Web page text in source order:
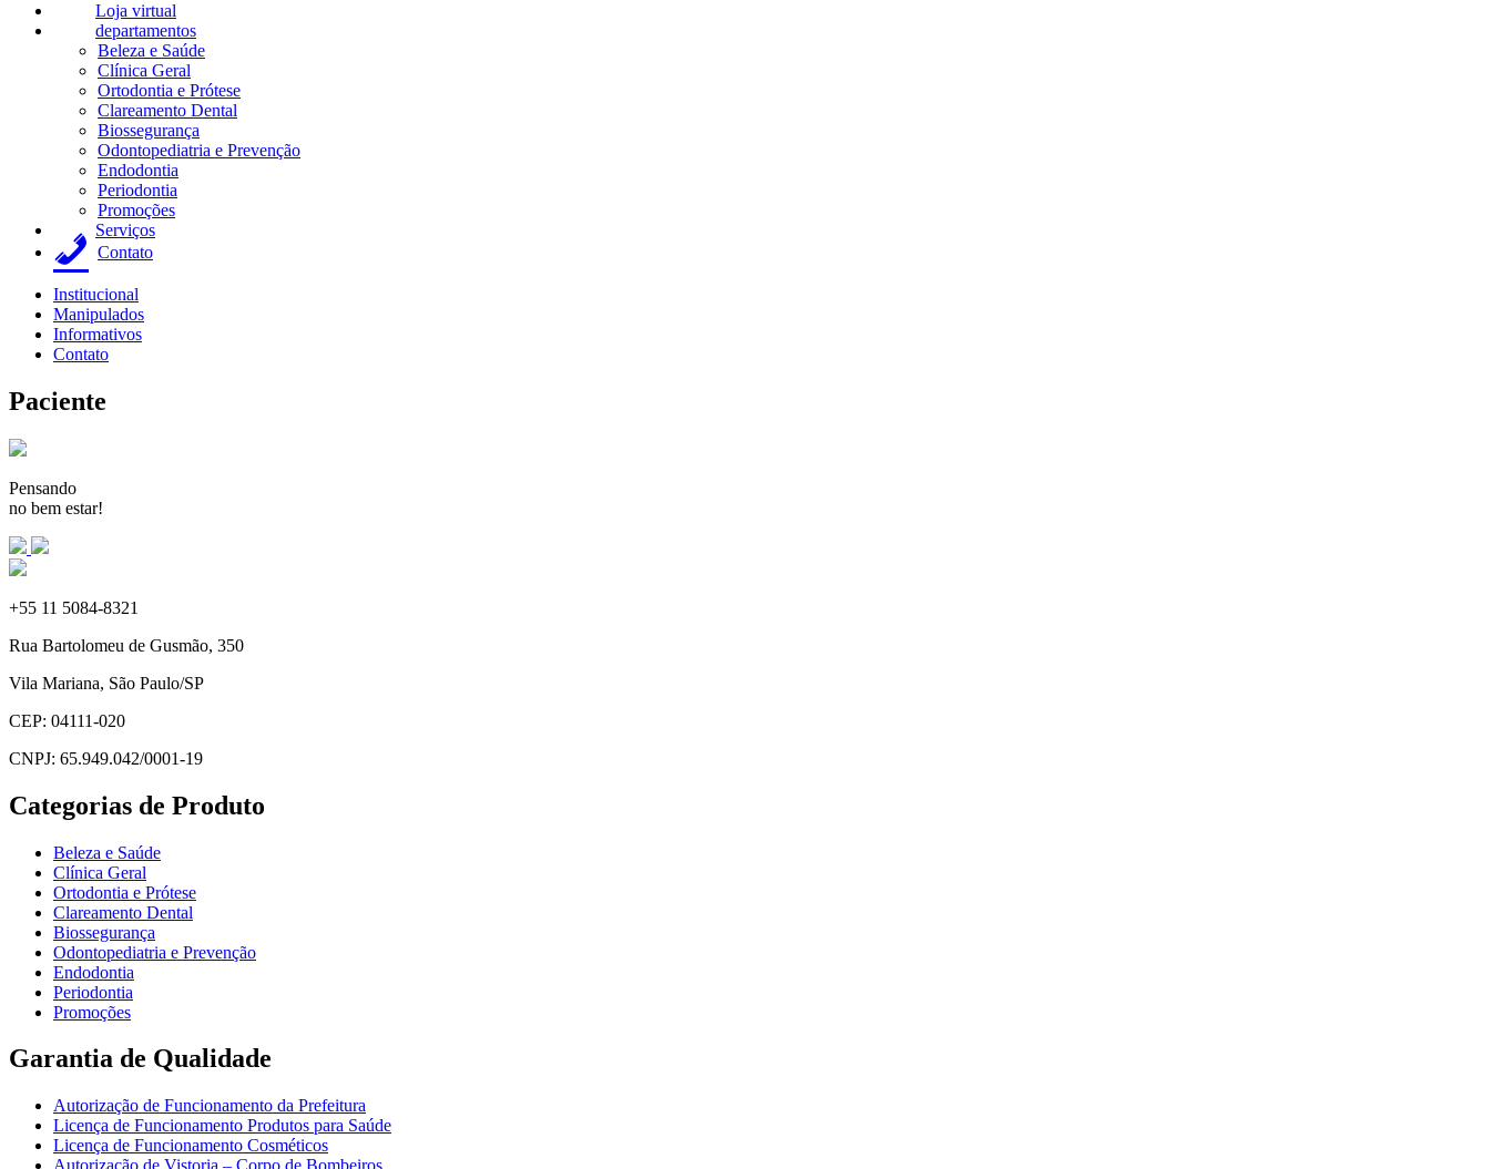
Loja virtual
departamentos
Beleza e Saúde
Clínica Geral
Ortodontia e Prótese
Clareamento Dental
Biossegurança
Odontopediatria e Prevenção
Endodontia
Periodontia
Promoções
Serviços
Contato
Institucional
Manipulados
Informativos
Contato
Paciente
Pensando
no bem estar!
+55 11 5084-8321
Rua Bartolomeu de Gusmão, 350
Vila Mariana, São Paulo/SP
CEP: 04111-020
CNPJ: 65.949.042/0001-19
Categorias de Produto
Beleza e Saúde
Clínica Geral
Ortodontia e Prótese
Clareamento Dental
Biossegurança
Odontopediatria e Prevenção
Endodontia
Periodontia
Promoções
Garantia de Qualidade
Autorização de Funcionamento da Prefeitura
Licença de Funcionamento Produtos para Saúde
Licença de Funcionamento Cosméticos